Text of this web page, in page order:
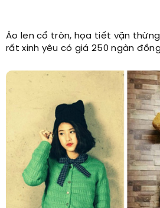
Áo len cổ tròn, họa tiết vặn thừng
rất xinh yêu có giá 250 ngàn